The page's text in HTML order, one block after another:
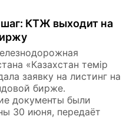
КТЖ выходит на
«Казахстан темір
заявку на листинг на
бирже.
документы были
30 июня, передаёт